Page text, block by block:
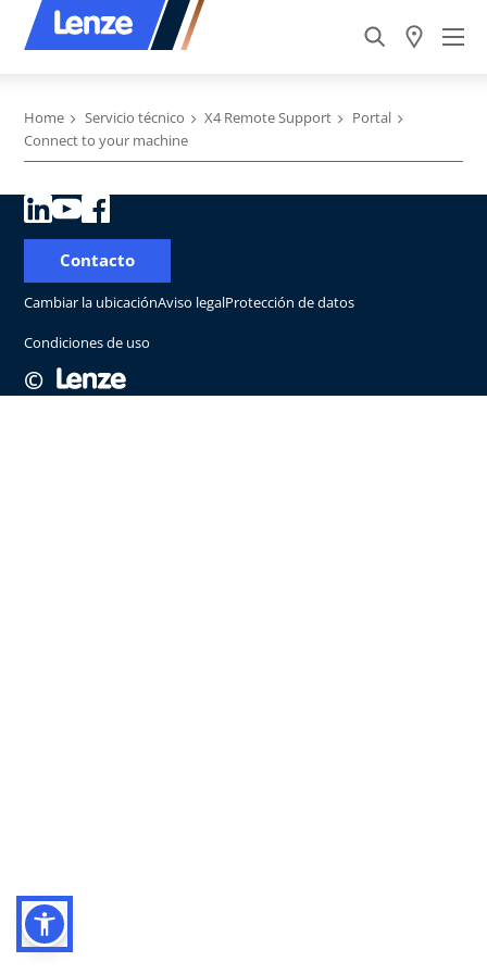
Home Servicio técnico X4 Remote Support
Portal
Connect to your machine
©
Cambiar la ubicaciónAviso legalProtección de datos
Condiciones de uso
Contacto